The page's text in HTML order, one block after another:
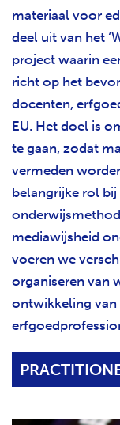
materiaal voor
deel uit van het
project waarin
richt op het
docenten,
EU. Het doel is
te gaan, zodat
vermeden
belangrijke rol
mediawijsheid
voeren we
organiseren van
ontwikkeling van